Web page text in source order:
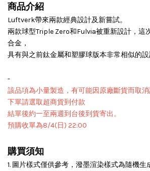
商品介紹
Luftverk帶來兩款經典設計及新嘗試。
兩款球型Triple Zero和Fulvia被重新設計，這
合金，
具有與之前鈦金屬和塑膠球版本非常相似的設
-
該品項為小量製造，有可能因原廠斷貨而取消
下單請選取超商貨到付款
結單後約一至兩週到台後到貨寄出。
預購收單為8/4(日) 22:00
購買須知
1. 圖片樣式僅供參考，潑墨渲染樣式為隨機生